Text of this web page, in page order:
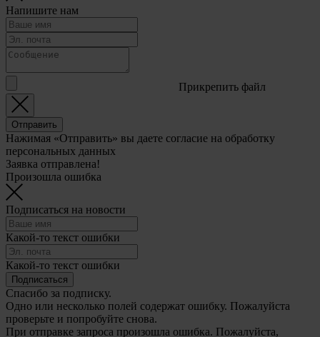
Напишите нам
Прикрепить файл
Отправить
Нажимая «Отправить» вы даете согласие на обработку
персональных данных
Заявка отправлена!
Произошла ошибка
Подписаться на новости
Какой-то текст ошибки
Какой-то текст ошибки
Подписаться
Спасибо за подписку.
Одно или несколько полей содержат ошибку. Пожалуйста
проверьте и попробуйте снова.
При отправке запроса произошла ошибка. Пожалуйста,